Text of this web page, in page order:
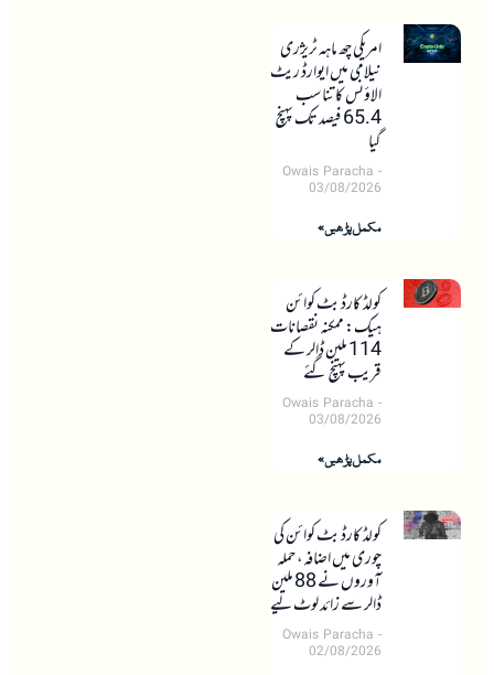
امریکی چھ ماہہ ٹریژری
نیلامی میں ایوارڈ ریٹ
الاؤنس کا تناسب
65.4 فیصد تک پہنچ
گیا
Owais Paracha
03/08/2026
مکمل پڑھیں »
کولڈ کارڈ بٹ کوائن
ہیک: ممکنہ نقصانات
114 ملین ڈالر کے
قریب پہنچ گئے
Owais Paracha
03/08/2026
مکمل پڑھیں »
کولڈ کارڈ بٹ کوائن کی
چوری میں اضافہ، حملہ
آوروں نے 88 ملین
ڈالر سے زائد لوٹ لیے
Owais Paracha
02/08/2026